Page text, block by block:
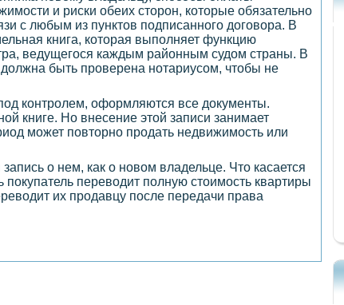
и риски обеих сторон, которые обязательно
с любым из пунктов подписанного договора. В
книга, которая выполняет функцию
ведущегося каждым районным судом страны. В
быть проверена нотариусом, чтобы не
контролем, оформляются все документы.
книге. Но внесение этой записи занимает
может повторно продать недвижимость или
о нем, как о новом владельце. Что касается
переводит полную стоимость квартиры
их продавцу после передачи права